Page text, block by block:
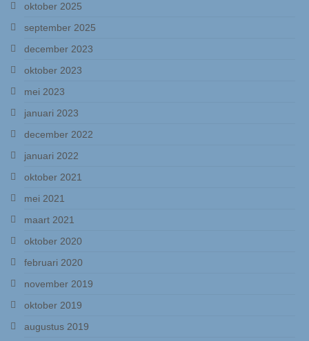
EMT Tonearms
EMT HiFi
Holfi
Genesis
Lindos Electronics
Lindos producten
Rothwell
Studer Service
oktober 2025
september 2025
december 2023
oktober 2023
mei 2023
januari 2023
december 2022
januari 2022
oktober 2021
mei 2021
maart 2021
oktober 2020
februari 2020
november 2019
oktober 2019
augustus 2019